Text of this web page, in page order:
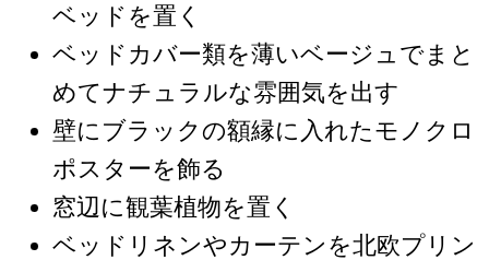
ベッドを置く
ベッドカバー類を薄いベージュでまと
めてナチュラルな雰囲気を出す
壁にブラックの額縁に入れたモノクロ
ポスターを飾る
窓辺に観葉植物を置く
ベッドリネンやカーテンを北欧プリン